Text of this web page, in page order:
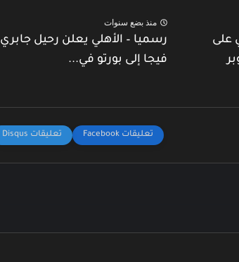
على
منذ بضع سنوات
رسميا – الأهلي يعلن رحيل جابري
فيجا إلى بورتو في...